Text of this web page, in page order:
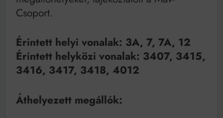
Mindenki a világot akarja uralni – de nem csak a 80-
as években
Csoport.
Érintett helyi vonalak: 3A, 7, 7A, 12
Érintett helyközi vonalak: 3407, 3415,
3416, 3417, 3418, 4012
Áthelyezett megállók: